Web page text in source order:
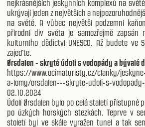
nejkrásnějších jeskynních komplexů na
ukrývají jeden z největších a
na světě. A vůbec největší podzemní
přírodní div světa je samozřejmě zapsán
kulturního dědictví UNESCO. Až budete ve
zajeďte.
Ørsdalen - skryté údolí s vodopády a bývalé
https://www.ocimaturisty.cz/clanky/
a-lomy/orsdalen---skryte-udoli-s-
02.10.2024
Údolí Ørsdalen bylo po celá staletí přístupné
po úzkých horských stezkách. Teprve v
století byl ve skále vyražen tunel a tak